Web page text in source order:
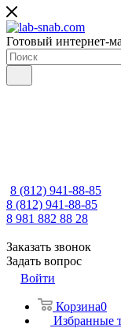
Готовый интернет-
8 (812) 941-88-85
8 (812) 941-88-85
8 981 882 88 28
Заказать звонок
Задать вопрос
Войти
Корзина0
Избранные